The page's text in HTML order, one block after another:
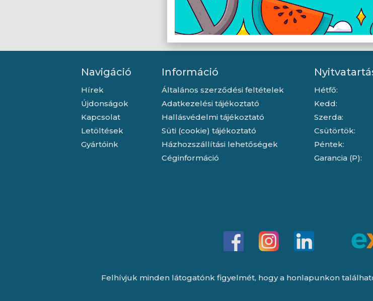
Navigáció
Hírek
Újdonságok
Kapcsolat
Letöltések
Gyártóink
Információ
Általános szerződési feltételek
Adatkezelési tájékoztató
Hallásvédelmi tájékoztató
Süti (cookie) tájékoztató
Házhozszállítási lehetőségek
Céginformáció
Hétfő:
Kedd:
Szerda:
Csütörtök:
Péntek:
Garancia (P):
Felhívjuk minden látogatónk figyelmét, hogy a honlapunkon